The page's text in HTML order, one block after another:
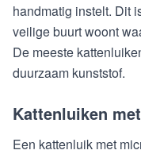
handmatig instelt. Dit
veilige buurt woont
De meeste
duurzaam kunststof.
Kattenluiken
Een kattenluik met